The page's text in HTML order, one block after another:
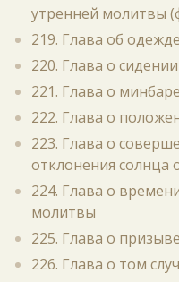
утренней молитвы
219. Глава об
220. Глава о
221. Глава о минбаре
222. Глава о
223. Глава о
отклонения солнца
224. Глава о
молитвы
225. Глава о
226. Глава о том